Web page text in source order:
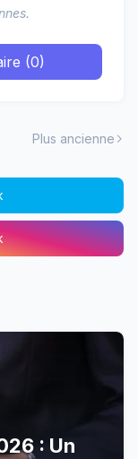
(0)
Plus ancienne
: Un